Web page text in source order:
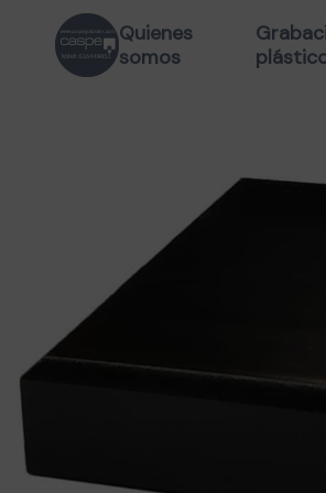
Quienes
somos